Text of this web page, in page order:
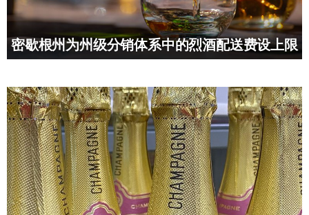
密歇根州为州级分销体系中的烈酒配送费设上限